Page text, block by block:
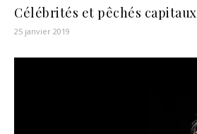
Célébrités et pêchés capitaux
25 janvier 2019